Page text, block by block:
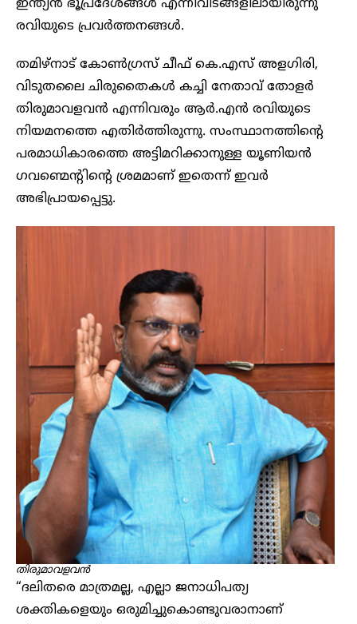
ഇന്ത്യൻ ഭൂപ്രദേശങ്ങൾ എന്നിവിടങ്ങളിലായിരുന്നു
രവിയുടെ പ്രവർത്തനങ്ങൾ.
തമിഴ്‌നാട് കോൺഗ്രസ് ചീഫ് കെ.എസ് അളഗിരി,
വിടുതലൈ ചിരുതൈകൾ കച്ചി നേതാവ് തോളർ
തിരുമാവളവൻ എന്നിവരും ആർ.എൻ രവിയുടെ
നിയമനത്തെ എതിർത്തിരുന്നു. സംസ്ഥാനത്തിന്റെ
പരമാധികാരത്തെ അട്ടിമറിക്കാനുള്ള യൂണിയൻ
ഗവണ്മെന്റിന്റെ ശ്രമമാണ് ഇതെന്ന് ഇവർ
അഭിപ്രായപ്പെട്ടു.
തിരുമാവളവൻ
“ദലിതരെ മാത്രമല്ല, എല്ലാ ജനാധിപത്യ
ശക്തികളെയും ഒരുമിച്ചുകൊണ്ടുവരാനാണ്